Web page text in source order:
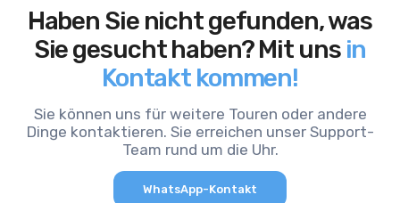
Haben Sie nicht gefunden, was
Sie gesucht haben? Mit uns in
Kontakt kommen!
Sie können uns für weitere Touren oder andere
Dinge kontaktieren. Sie erreichen unser Support-
Team rund um die Uhr.
WhatsApp-Kontakt